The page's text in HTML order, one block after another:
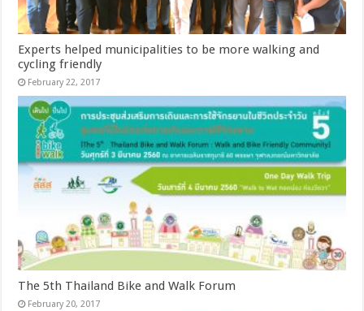
Experts helped municipalities to be more walking and
cycling friendly
February 22, 2017
The 5th Thailand Bike and Walk Forum
February 20, 2017